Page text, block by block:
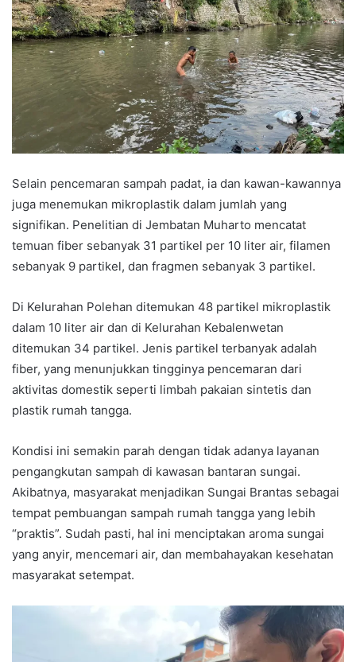
Selain pencemaran sampah padat, ia dan kawan-kawannya
juga menemukan mikroplastik dalam jumlah yang
signifikan. Penelitian di Jembatan Muharto mencatat
temuan fiber sebanyak 31 partikel per 10 liter air, filamen
sebanyak 9 partikel, dan fragmen sebanyak 3 partikel.
Di Kelurahan Polehan ditemukan 48 partikel mikroplastik
dalam 10 liter air dan di Kelurahan Kebalenwetan
ditemukan 34 partikel. Jenis partikel terbanyak adalah
fiber, yang menunjukkan tingginya pencemaran dari
aktivitas domestik seperti limbah pakaian sintetis dan
plastik rumah tangga.
Kondisi ini semakin parah dengan tidak adanya layanan
pengangkutan sampah di kawasan bantaran sungai.
Akibatnya, masyarakat menjadikan Sungai Brantas sebagai
tempat pembuangan sampah rumah tangga yang lebih
“praktis”. Sudah pasti, hal ini menciptakan aroma sungai
yang anyir, mencemari air, dan membahayakan kesehatan
masyarakat setempat.